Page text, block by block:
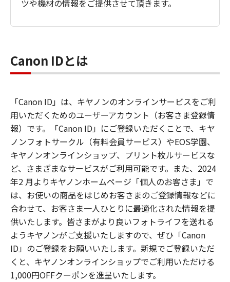
ツや機材の情報をご提供させて頂きます。
Canon IDとは
「Canon ID」は、キヤノンのオンラインサービスをご利
用いただくためのユーザーアカウント（お客さま登録情
報）です。「Canon ID」にご登録いただくことで、キヤ
ノンフォトサークル（有料会員サービス）やEOS学園、
キヤノンオンラインショップ、プリント枚ルサービスな
ど、さまざまなサービスがご利用可能です。また、2024
年2 月よりキヤノンホームページ「個人のお客さま」で
は、お使いの商品をはじめお客さまのご登録情報などに
合わせて、お客さま一人ひとりに最適化された情報を提
供いたします。皆さまがより良いフォトライフを送れる
ようキヤノンがご支援いたしますので、ぜひ「Canon
ID」のご登録をお願いいたします。新規でご登録いただ
くと、キヤノンオンラインショップでご利用いただける
1,000円OFFクーポンを進呈いたします。